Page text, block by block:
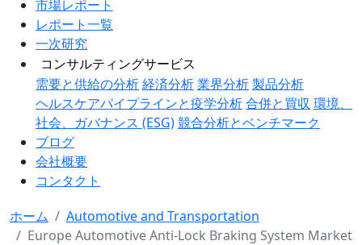
市場レポート
レポート一覧
一次研究
コンサルティングサービス
需要と供給の分析経済分析業界分析製品分析
ヘルスケアパイプラインと疫学分析合併と買収 環境、
社会、ガバナンス (ESG)競合分析とベンチマーク
ブログ
会社概要
コンタクト
ホーム
Automotive and Transportation
Europe Automotive Anti-Lock Braking System Market